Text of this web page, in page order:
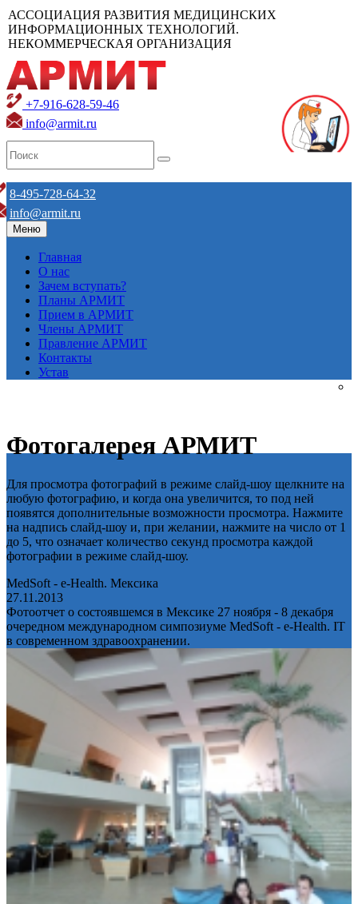
АССОЦИАЦИЯ РАЗВИТИЯ МЕДИЦИНСКИХ
ИНФОРМАЦИОННЫХ ТЕХНОЛОГИЙ.
НЕКОММЕРЧЕСКАЯ ОРГАНИЗАЦИЯ
+7-916-628-59-46
info@armit.ru
8-495-728-64-32
info@armit.ru
Меню
Главная
О нас
Зачем вступать?
Планы АРМИТ
Прием в АРМИТ
Члены АРМИТ
Правление АРМИТ
Контакты
Устав
Фотогалерея АРМИТ
Для просмотра фотографий в режиме слайд-шоу щелкните на
любую фотографию, и когда она увеличится, то под ней
появятся дополнительные возможности просмотра. Нажмите
на надпись слайд-шоу и, при желании, нажмите на число от 1
до 5, что означает количество секунд просмотра каждой
фотографии в режиме слайд-шоу.
MedSoft - e-Health. Мексика
27.11.2013
Фотоотчет о состоявшемся в Мексике 27 ноября - 8 декабря
очередном международном симпозиуме MedSoft - e-Health. IT
в современном здравоохранении.